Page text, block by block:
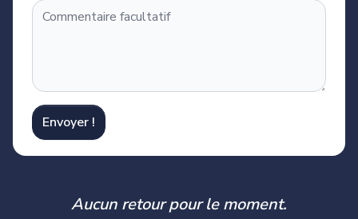
Envoyer !
Aucun retour pour le moment.